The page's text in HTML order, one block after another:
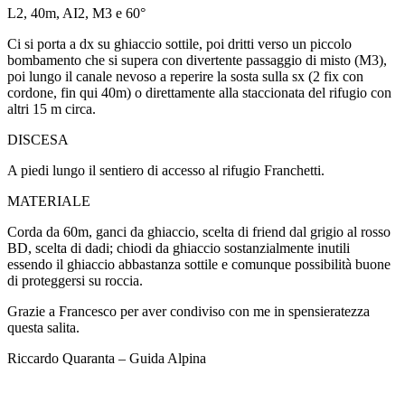
L2, 40m, AI2, M3 e 60°
Ci si porta a dx su ghiaccio sottile, poi dritti verso un piccolo
bombamento che si supera con divertente passaggio di misto (M3),
poi lungo il canale nevoso a reperire la sosta sulla sx (2 fix con
cordone, fin qui 40m) o direttamente alla staccionata del rifugio con
altri 15 m circa.
DISCESA
A piedi lungo il sentiero di accesso al rifugio Franchetti.
MATERIALE
Corda da 60m, ganci da ghiaccio, scelta di friend dal grigio al rosso
BD, scelta di dadi; chiodi da ghiaccio sostanzialmente inutili
essendo il ghiaccio abbastanza sottile e comunque possibilità buone
di proteggersi su roccia.
Grazie a Francesco per aver condiviso con me in spensieratezza
questa salita.
Riccardo Quaranta – Guida Alpina